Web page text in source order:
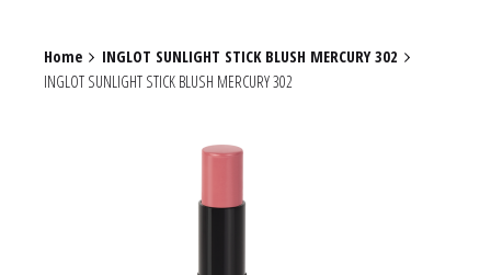
Home
INGLOT SUNLIGHT STICK BLUSH MERCURY 302
INGLOT SUNLIGHT STICK BLUSH MERCURY 302